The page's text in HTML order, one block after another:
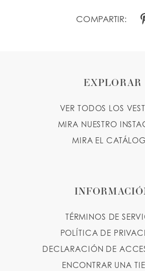
COMPARTIR:
EXPLORAR
VER TODOS LOS
MIRA NUESTRO
MIRA EL
TÉRMINOS DE
POLÍTICA DE
DECLARACIÓN DE
ENCONTRAR UNA